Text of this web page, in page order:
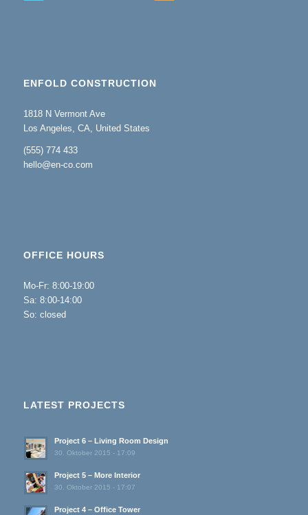
ENFOLD CONSTRUCTION
1818 N Vermont Ave
Los Angeles, CA, United States
(555) 774 433
hello@en-co.com
OFFICE HOURS
Mo-Fr: 8:00-19:00
Sa: 8:00-14:00
So: closed
LATEST PROJECTS
Project 6 – Living Room Design
30. Oktober 2015 - 17:09
Project 5 – More Interior
30. Oktober 2015 - 17:07
Project 4 – Office Tower